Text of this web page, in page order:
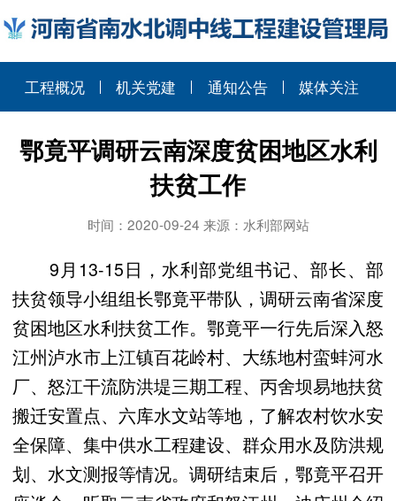
工程概况 机关党建 通知公告 媒体关注
鄂竟平调研云南深度贫困地区水利
扶贫工作
时间：2020-09-24 来源：水利部网站
9月13-15日，水利部党组书记、部长、部
扶贫领导小组组长鄂竟平带队，调研云南省深度
贫困地区水利扶贫工作。鄂竟平一行先后深入怒
江州泸水市上江镇百花岭村、大练地村蛮蚌河水
厂、怒江干流防洪堤三期工程、丙舍坝易地扶贫
搬迁安置点、六库水文站等地，了解农村饮水安
全保障、集中供水工程建设、群众用水及防洪规
划、水文测报等情况。调研结束后，鄂竟平召开